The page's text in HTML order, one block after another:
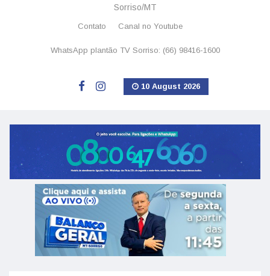
Sorriso/MT
Contato Canal no Youtube
WhatsApp plantão TV Sorriso: (66) 98416-1600
10 August 2026